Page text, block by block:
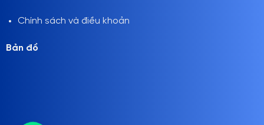
Chính sách và điều khoản
Bản đồ